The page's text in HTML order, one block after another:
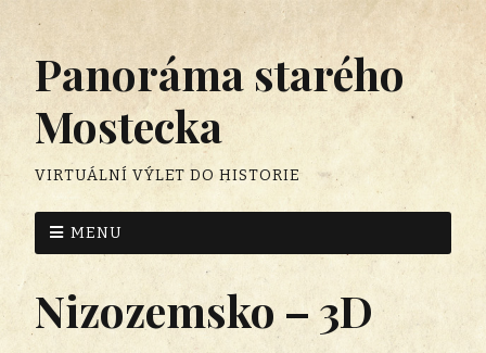
Panoráma starého
Mostecka
VIRTUÁLNÍ VÝLET DO HISTORIE
MENU
Nizozemsko – 3D